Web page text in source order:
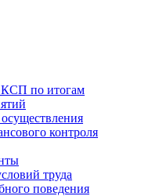
КСП по итогам
контроля
труда
поведения